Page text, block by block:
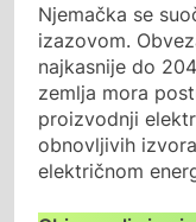
Njemačka se
izazovom.
najkasnije do
zemlja mora
proizvodnji
obnovljivih
električnom